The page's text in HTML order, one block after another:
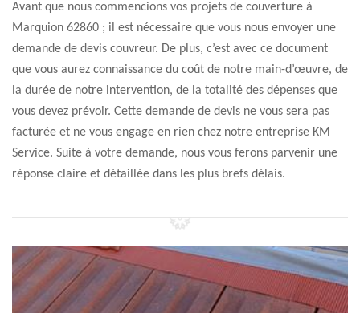
Avant que nous commencions vos projets de couverture à
Marquion 62860 ; il est nécessaire que vous nous envoyer une
demande de devis couvreur. De plus, c’est avec ce document
que vous aurez connaissance du coût de notre main-d’œuvre, de
la durée de notre intervention, de la totalité des dépenses que
vous devez prévoir. Cette demande de devis ne vous sera pas
facturée et ne vous engage en rien chez notre entreprise KM
Service. Suite à votre demande, nous vous ferons parvenir une
réponse claire et détaillée dans les plus brefs délais.